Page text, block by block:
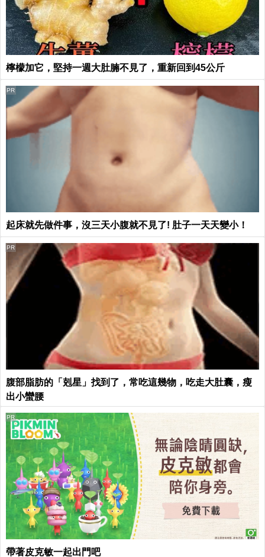
檸檬加它，堅持一週大肚腩不見了，重新回到45公斤
起床就先做件事，沒三天小腹就不見了! 肚子一天天變小！
PR
腹部脂肪的「剋星」找到了，常吃這幾物，吃走大肚囊，瘦
出小蠻腰
PR
帶著皮克敏一起出門吧
PR